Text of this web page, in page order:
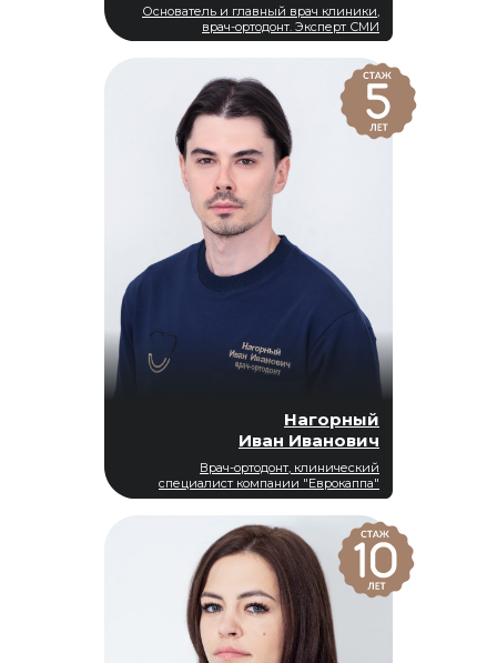
Врач-ортодонт, клинический
специалист компании "Еврокаппа"
Нагорный
Иван Иванович
Основатель и главный врач клиники,
врач-ортодонт. Эксперт СМИ